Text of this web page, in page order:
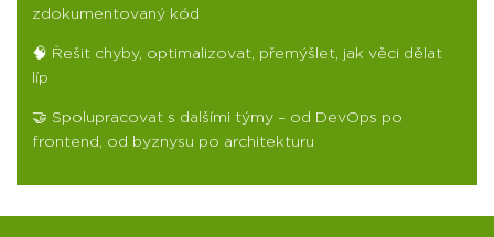
zdokumentovaný kód
🧠 Řešit chyby, optimalizovat, přemýšlet, jak věci dělat
líp
🤝 Spolupracovat s dalšími týmy – od DevOps po
frontend, od byznysu po architekturu